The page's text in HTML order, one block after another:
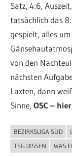
Satz, 4:6,
tatsächlich das
gespielt, alles
von den
nächsten
Laxten, dann
Sinne,OSC –
ALLGEMEIN
BEZIRKSLIGA SÜD
TSG DISSEN
WAS